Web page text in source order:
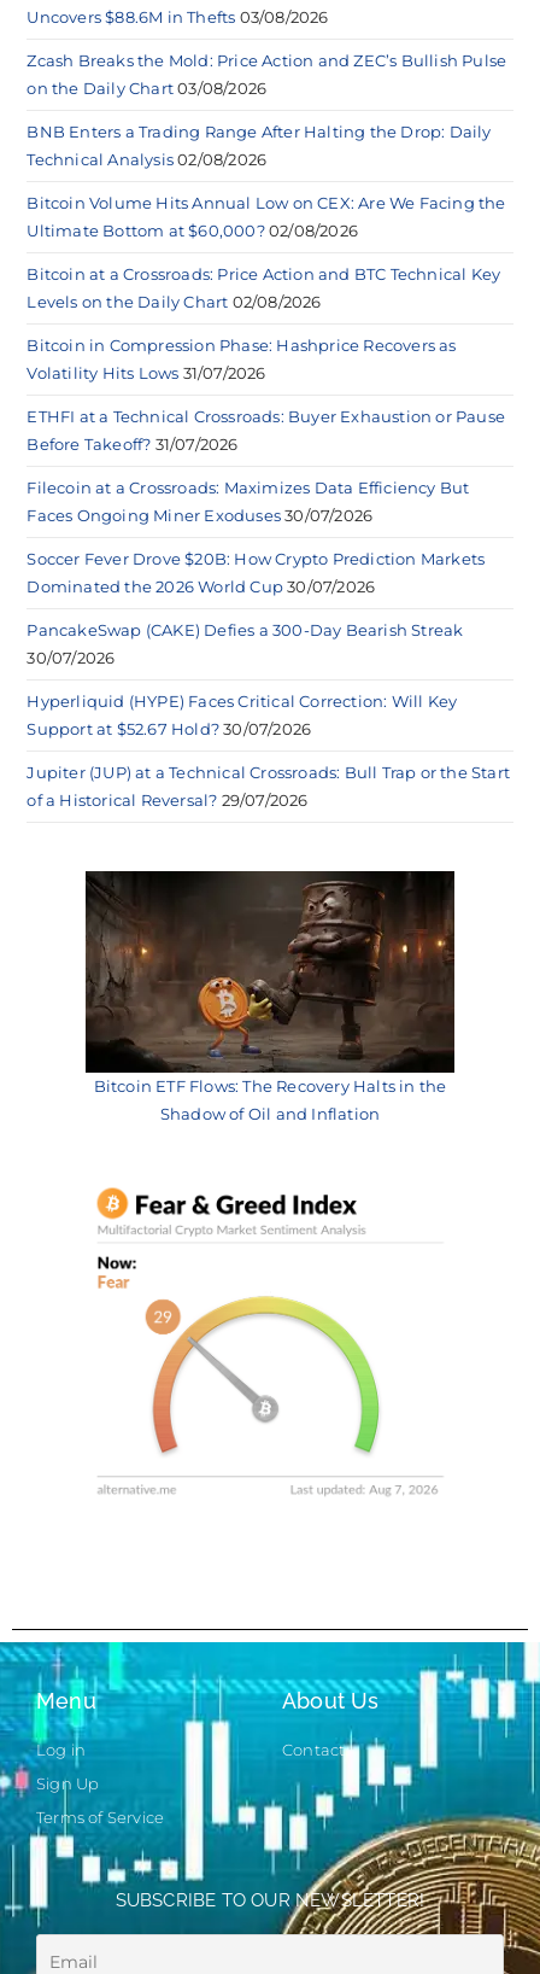
Uncovers $88.6M in Thefts 03/08/2026
Zcash Breaks the Mold: Price Action and ZEC’s Bullish Pulse
on the Daily Chart 03/08/2026
BNB Enters a Trading Range After Halting the Drop: Daily
Technical Analysis 02/08/2026
Bitcoin Volume Hits Annual Low on CEX: Are We Facing the
Ultimate Bottom at $60,000? 02/08/2026
Bitcoin at a Crossroads: Price Action and BTC Technical Key
Levels on the Daily Chart 02/08/2026
Bitcoin in Compression Phase: Hashprice Recovers as
Volatility Hits Lows 31/07/2026
ETHFI at a Technical Crossroads: Buyer Exhaustion or Pause
Before Takeoff? 31/07/2026
Filecoin at a Crossroads: Maximizes Data Efficiency But
Faces Ongoing Miner Exoduses 30/07/2026
Soccer Fever Drove $20B: How Crypto Prediction Markets
Dominated the 2026 World Cup 30/07/2026
PancakeSwap (CAKE) Defies a 300-Day Bearish Streak
30/07/2026
Hyperliquid (HYPE) Faces Critical Correction: Will Key
Support at $52.67 Hold? 30/07/2026
Jupiter (JUP) at a Technical Crossroads: Bull Trap or the Start
of a Historical Reversal? 29/07/2026
Bitcoin ETF Flows: The Recovery Halts in the
Shadow of Oil and Inflation
Menu
Log in
Sign Up
Terms of Service
About Us
Contact
SUBSCRIBE TO OUR NEWSLETTER!